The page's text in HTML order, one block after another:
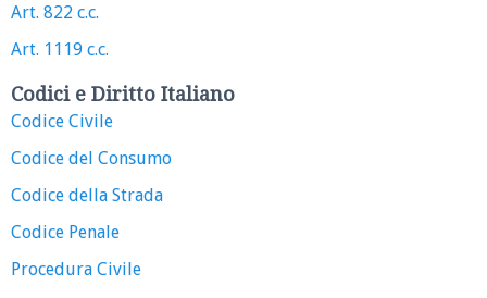
Art. 822 c.c.
Art. 1119 c.c.
Codici e Diritto Italiano
Codice Civile
Codice del Consumo
Codice della Strada
Codice Penale
Procedura Civile